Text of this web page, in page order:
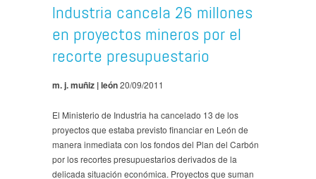
Industria cancela 26 millones
en proyectos mineros por el
recorte presupuestario
m. j. muñiz | león20/09/2011
El Ministerio de Industria ha cancelado 13 de los
proyectos que estaba previsto financiar en León de
manera inmediata con los fondos del Plan del Carbón
por los recortes presupuestarios derivados de la
delicada situación económica. Proyectos que suman